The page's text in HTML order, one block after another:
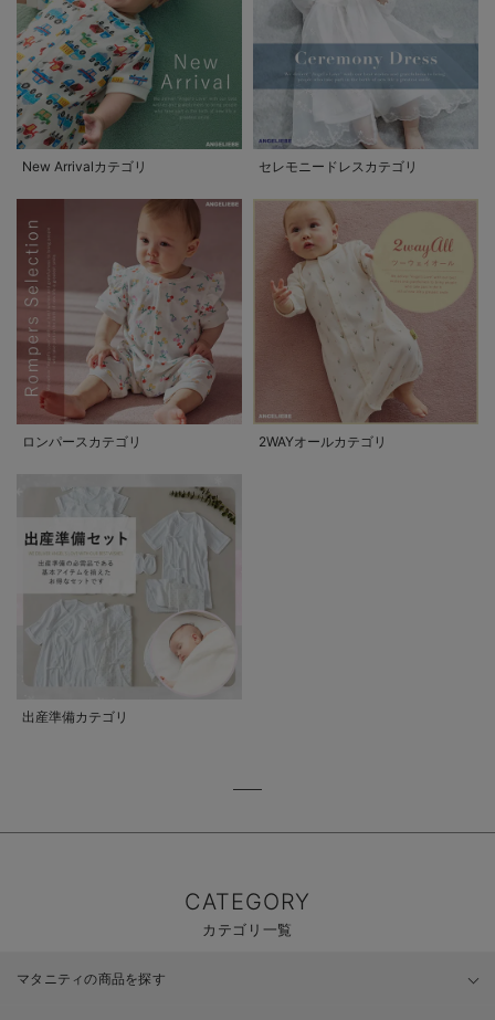
New Arrivalカテゴリ セレモニードレスカテゴリ
ロンパースカテゴリ 2WAYオールカテゴリ
出産準備カテゴリ
CATEGORY
カテゴリ一覧
マタニティの商品を探す